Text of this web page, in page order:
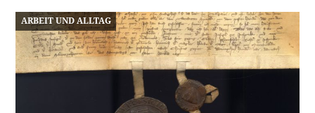
ARBEIT UND ALLTAG